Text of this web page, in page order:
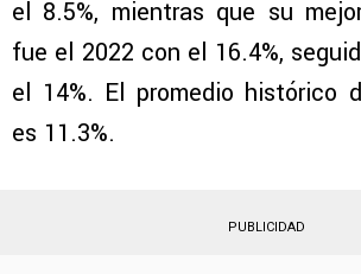
el 8.5%, mientras que su
fue el 2022 con el 16.4%,
el 14%. El promedio histórico
es 11.3%.
PUBLICIDAD